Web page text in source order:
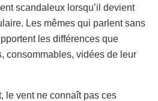
scandaleux lorsqu’il devient
Les mêmes qui parlent sans
les différences que
consommables, vidées de leur
le vent ne connaît pas ces